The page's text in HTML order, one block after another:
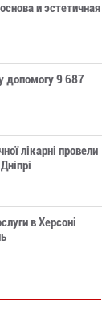
и эстетичная
допомогу 9 687
лікарні провели
в Херсоні